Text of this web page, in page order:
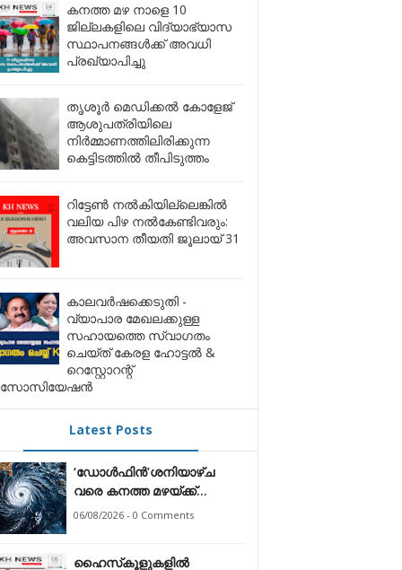
കനത്ത മഴ നാളെ 10
ജില്ലകളിലെ വിദ്യാഭ്യാസ
സ്ഥാപനങ്ങൾക്ക് അവധി
പ്രഖ്യാപിച്ചു
തൃശൂർ മെഡിക്കൽ കോളേജ്
ആശുപത്രിയിലെ
നിർമ്മാണത്തിലിരിക്കുന്ന
കെട്ടിടത്തിൽ തീപിടുത്തം
റിട്ടേൺ നൽകിയില്ലെങ്കിൽ
വലിയ പിഴ നൽകേണ്ടിവരും:
അവസാന തീയതി ജൂലായ് 31
കാലവർഷക്കെടുതി -
വ്യാപാര മേഖലക്കുള്ള
സഹായത്തെ സ്വാഗതം
ചെയ്ത് കേരള ഹോട്ടൽ &
റെസ്റ്റോറന്റ്
Latest Posts
‘ഡോൾഫിൻ’ശനിയാഴ്ച
വരെ കനത്ത മഴയ്ക്ക്
സാധ്യത;
06/08/2026 - 0 Comments
ഹൈസ്‌കൂളുകളിൽ